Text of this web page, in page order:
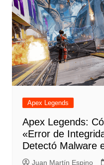
Apex Legends
Apex Legends:
«Error de
Detectó Malware
Juan Martín Espino